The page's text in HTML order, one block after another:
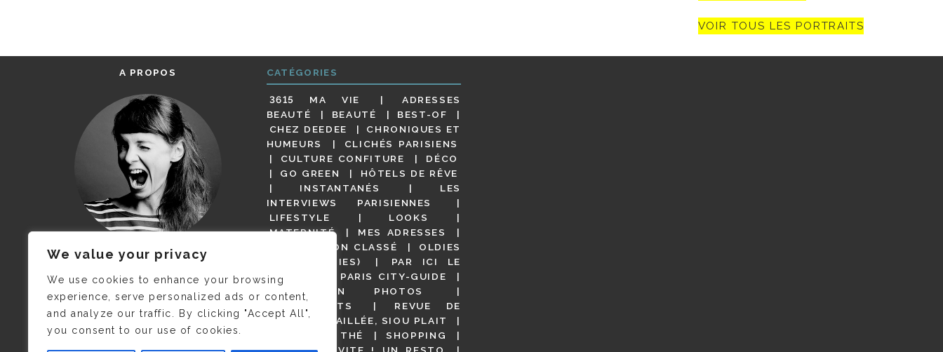
We value your privacy
We use cookies to enhance your browsing
experience, serve personalized ads or content,
and analyze our traffic. By clicking "Accept All",
you consent to our use of cookies.
VOIR TOUS LES PORTRAITS
A PROPOS
JE M’APPELLE DELPHINE MAIS
C’EST ©CAMILLE COLLIN QUI A
PRIS CETTE PHOTO !
CATÉGORIES
3615 MA VIE
ADRESSES
BEAUTÉ
BEAUTÉ
BEST-OF
CHEZ DEEDEE
CHRONIQUES ET
HUMEURS
CLICHÉS PARISIENS
CULTURE CONFITURE
DÉCO
GO GREEN
HÔTELS DE RÊVE
INSTANTANÉS
LES
INTERVIEWS PARISIENNES
LIFESTYLE
LOOKS
MATERNITÉ
MES ADRESSES
NON CLASSÉ
OLDIES
(BUT GOODIES)
PAR ICI LE
MAGOT !
PARIS CITY-GUIDE
PARIS EN PHOTOS
RESTAURANTS
REVUE DE
PRESSE DÉTAILLÉE, SIOU PLAIT
SALONS DE THÉ
SHOPPING
VIDÉOS
VITE ! UN RESTO